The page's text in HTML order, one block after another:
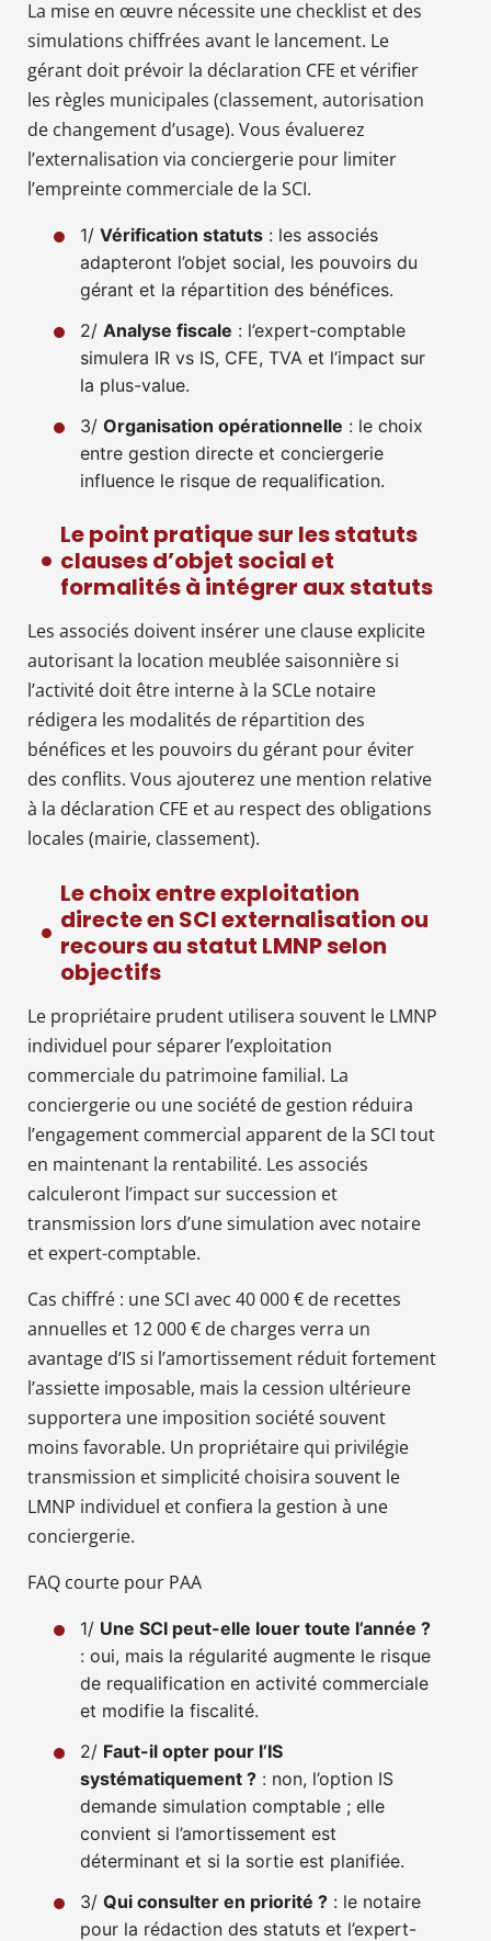
La mise en œuvre nécessite une checklist et des
simulations chiffrées avant le lancement. Le
gérant doit prévoir la déclaration CFE et vérifier
les règles municipales (classement, autorisation
de changement d’usage). Vous évaluerez
l’externalisation via conciergerie pour limiter
l’empreinte commerciale de la SCI.
1/ Vérification statuts : les associés
adapteront l’objet social, les pouvoirs du
gérant et la répartition des bénéfices.
2/ Analyse fiscale : l’expert-comptable
simulera IR vs IS, CFE, TVA et l’impact sur
la plus-value.
3/ Organisation opérationnelle : le choix
entre gestion directe et conciergerie
influence le risque de requalification.
Le point pratique sur les statuts
clauses d’objet social et
formalités à intégrer aux statuts
Les associés doivent insérer une clause explicite
autorisant la location meublée saisonnière si
l’activité doit être interne à la SCLe notaire
rédigera les modalités de répartition des
bénéfices et les pouvoirs du gérant pour éviter
des conflits. Vous ajouterez une mention relative
à la déclaration CFE et au respect des obligations
locales (mairie, classement).
Le choix entre exploitation
directe en SCI externalisation ou
recours au statut LMNP selon
objectifs
Le propriétaire prudent utilisera souvent le LMNP
individuel pour séparer l’exploitation
commerciale du patrimoine familial. La
conciergerie ou une société de gestion réduira
l’engagement commercial apparent de la SCI tout
en maintenant la rentabilité. Les associés
calculeront l’impact sur succession et
transmission lors d’une simulation avec notaire
et expert-comptable.
Cas chiffré : une SCI avec 40 000 € de recettes
annuelles et 12 000 € de charges verra un
avantage d’IS si l’amortissement réduit fortement
l’assiette imposable, mais la cession ultérieure
supportera une imposition société souvent
moins favorable. Un propriétaire qui privilégie
transmission et simplicité choisira souvent le
LMNP individuel et confiera la gestion à une
conciergerie.
FAQ courte pour PAA
1/ Une SCI peut-elle louer toute l’année ?
: oui, mais la régularité augmente le risque
de requalification en activité commerciale
et modifie la fiscalité.
2/ Faut-il opter pour l’IS
systématiquement ? : non, l’option IS
demande simulation comptable ; elle
convient si l’amortissement est
déterminant et si la sortie est planifiée.
3/ Qui consulter en priorité ? : le notaire
pour la rédaction des statuts et l’expert-